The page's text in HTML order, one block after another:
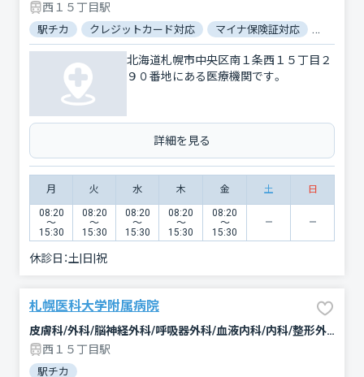
西１５丁目駅
駅チカ クレジットカード対応 マイナ保険証対応
北海道札幌市中央区南１条西１５丁目２
９０番地にある医療機関です。
詳細を見る
月 火 水 木 金 土 日
08:20
〜
15:30
08:20
〜
15:30
08:20
〜
15:30
08:20
〜
15:30
08:20
〜
15:30
休診日：土|日|祝
札幌医科大学附属病院
皮膚科/外科/脳神経外科/呼吸器外科/血液内科/内科/整形外科/乳腺外科/リハビリテーション/耳鼻咽喉科/歯科口腔外科/精神科・神経科/救急科/神経内科/婦人科/泌尿器科/放射線科/産科/消化器科/小児科/眼科/心臓血管外科/形成外科/麻酔科/循環器科/呼吸器内科
西１５丁目駅
駅チカ